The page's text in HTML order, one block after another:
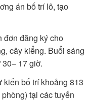
án bố trí lô, tạo
đơn đăng ký cho
cây kiểng. Buổi sáng
17 giờ.
bố trí khoảng 813
tại các tuyến